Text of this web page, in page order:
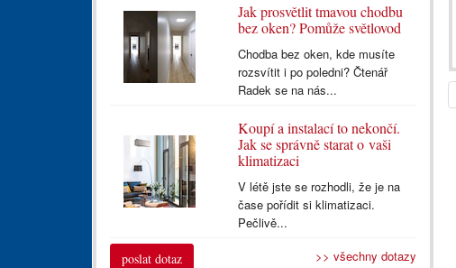
Jak prosvětlit tmavou chodbu
bez oken? Pomůže světlovod
Chodba bez oken, kde musíte
rozsvítit i po poledni? Čtenář
Radek se na nás...
Koupí a instalací to nekončí.
Jak se správně starat o vaši
klimatizaci
V létě jste se rozhodli, že je na
čase pořídit si klimatizaci.
Pečlivě...
poslat dotaz >> všechny dotazy